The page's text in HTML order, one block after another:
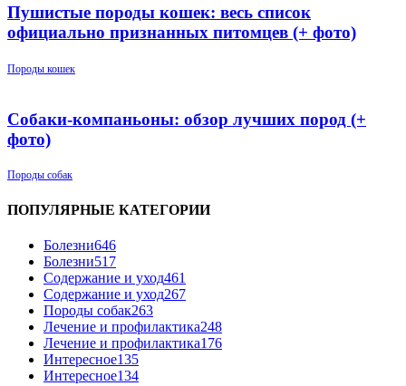
Пушистые породы кошек: весь список
официально признанных питомцев (+ фото)
Породы кошек
Собаки-компаньоны: обзор лучших пород (+
фото)
Породы собак
ПОПУЛЯРНЫЕ КАТЕГОРИИ
Болезни646
Болезни517
Содержание и уход461
Содержание и уход267
Породы собак263
Лечение и профилактика248
Лечение и профилактика176
Интересное135
Интересное134